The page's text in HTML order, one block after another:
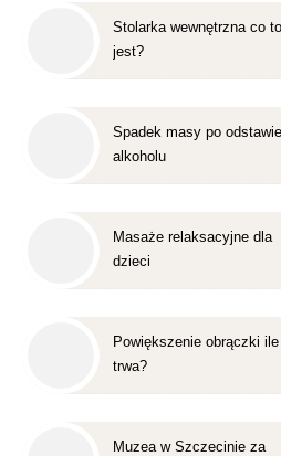
Stolarka wewnętrzna co to
jest?
Spadek masy po
alkoholu
Masaże relaksacyjne dla
dzieci
Powiększenie obrączki ile
trwa?
Muzea w Szczecinie za